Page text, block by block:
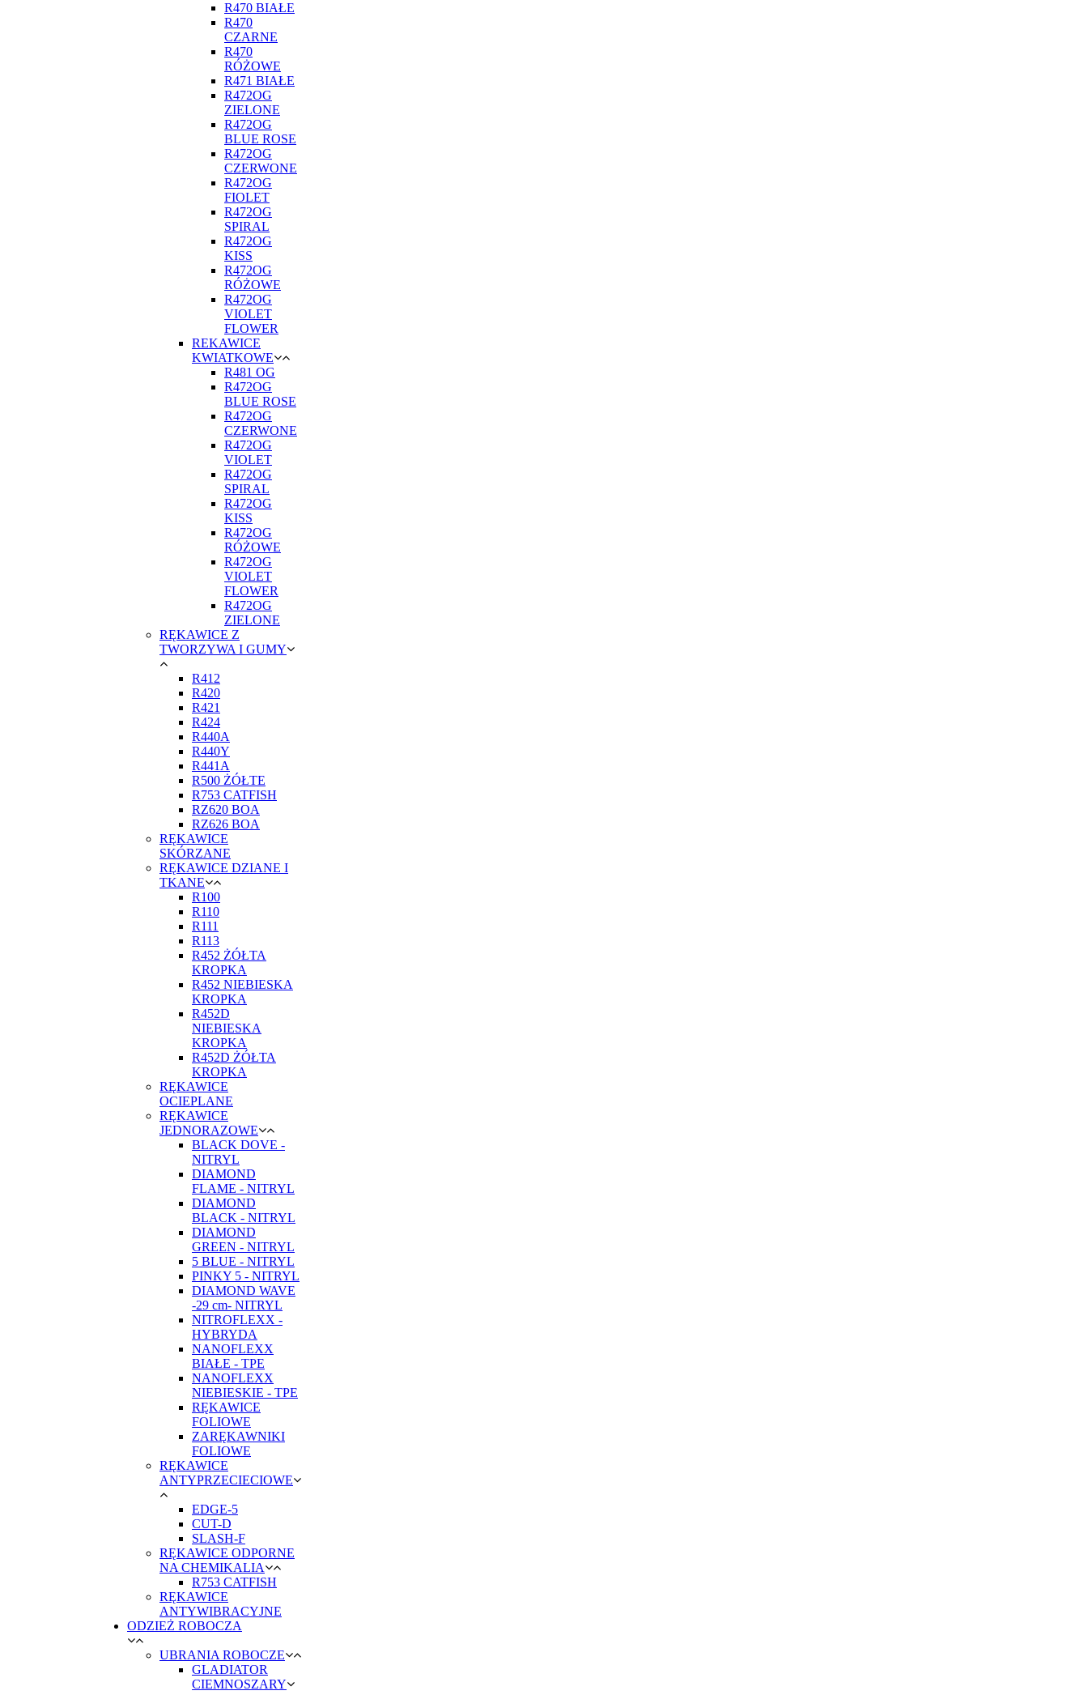
R470 BIAŁE
R470
CZARNE
R470
RÓŻOWE
R471 BIAŁE
R472OG
ZIELONE
R472OG
BLUE ROSE
R472OG
CZERWONE
R472OG
FIOLET
R472OG
SPIRAL
R472OG
KISS
R472OG
RÓŻOWE
R472OG
VIOLET
FLOWER
REKAWICE
KWIATKOWE
R481 OG
R472OG
BLUE ROSE
R472OG
CZERWONE
R472OG
VIOLET
R472OG
SPIRAL
R472OG
KISS
R472OG
RÓŻOWE
R472OG
VIOLET
FLOWER
R472OG
ZIELONE
RĘKAWICE Z
TWORZYWA I GUMY
R412
R420
R421
R424
R440A
R440Y
R441A
R500 ŻÓŁTE
R753 CATFISH
RZ620 BOA
RZ626 BOA
RĘKAWICE
SKÓRZANE
RĘKAWICE DZIANE I
TKANE
R100
R110
R111
R113
R452 ŻÓŁTA
KROPKA
R452 NIEBIESKA
KROPKA
R452D
NIEBIESKA
KROPKA
R452D ŻÓŁTA
KROPKA
RĘKAWICE
OCIEPLANE
RĘKAWICE
JEDNORAZOWE
BLACK DOVE -
NITRYL
DIAMOND
FLAME - NITRYL
DIAMOND
BLACK - NITRYL
DIAMOND
GREEN - NITRYL
5 BLUE - NITRYL
PINKY 5 - NITRYL
DIAMOND WAVE
-29 cm- NITRYL
NITROFLEXX -
HYBRYDA
NANOFLEXX
BIAŁE - TPE
NANOFLEXX
NIEBIESKIE - TPE
RĘKAWICE
FOLIOWE
ZARĘKAWNIKI
FOLIOWE
RĘKAWICE
ANTYPRZECIECIOWE
EDGE-5
CUT-D
SLASH-F
RĘKAWICE ODPORNE
NA CHEMIKALIA
R753 CATFISH
RĘKAWICE
ANTYWIBRACYJNE
ODZIEŻ ROBOCZA
UBRANIA ROBOCZE
GLADIATOR
CIEMNOSZARY